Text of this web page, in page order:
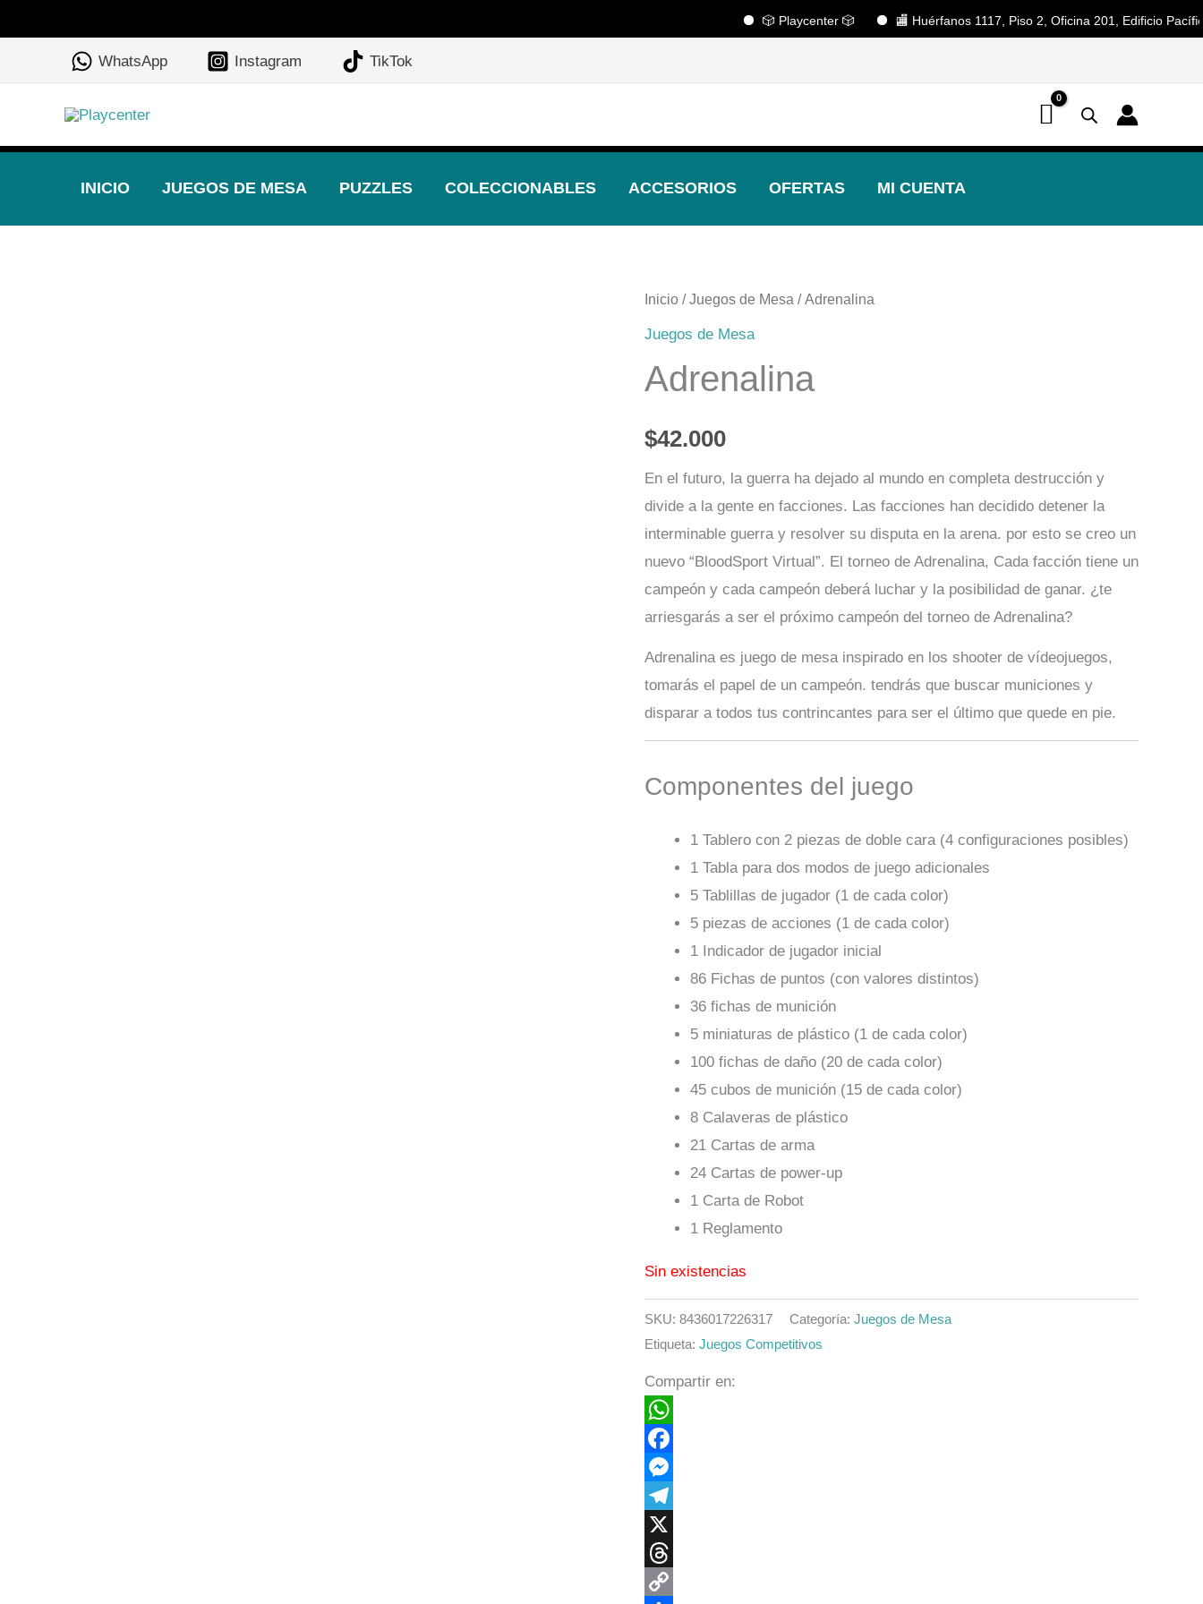
🎲 Playcenter 🎲 🏬 Huérfanos 1117, Piso 2, Oficina 201, Edificio Pacífico.
al
WhatsApp Instagram TikTok
INICIO JUEGOS DE MESA PUZZLES COLECCIONABLES ACCESORIOS OFERTAS MI CUENTA
Inicio /Juegos de Mesa / Adrenalina
Juegos de Mesa
Adrenalina
$42.000
En el futuro, la guerra ha dejado al mundo en completa destrucción y
divide a la gente en facciones. Las facciones han decidido detener la
interminable guerra y resolver su disputa en la arena. por esto se creo un
nuevo “BloodSport Virtual”. El torneo de Adrenalina, Cada facción tiene un
campeón y cada campeón deberá luchar y la posibilidad de ganar. ¿te
arriesgarás a ser el próximo campeón del torneo de Adrenalina?
Adrenalina es juego de mesa inspirado en los shooter de vídeojuegos,
tomarás el papel de un campeón. tendrás que buscar municiones y
disparar a todos tus contrincantes para ser el último que quede en pie.
Componentes del juego
1 Tablero con 2 piezas de doble cara (4 configuraciones posibles)
1 Tabla para dos modos de juego adicionales
5 Tablillas de jugador (1 de cada color)
5 piezas de acciones (1 de cada color)
1 Indicador de jugador inicial
86 Fichas de puntos (con valores distintos)
36 fichas de munición
5 miniaturas de plástico (1 de cada color)
100 fichas de daño (20 de cada color)
45 cubos de munición (15 de cada color)
8 Calaveras de plástico
21 Cartas de arma
24 Cartas de power-up
1 Carta de Robot
1 Reglamento
Sin existencias
SKU: 8436017226317 Categoría: Juegos de Mesa
Etiqueta: Juegos Competitivos
Compartir en:
WhatsApp
Facebook
Messenger
Telegram
X
Threads
📢 ¡OFERTAS! 🔥